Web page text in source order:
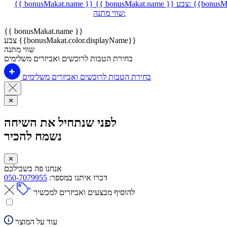
{{ bonusMakat.name }} {{ bonusMakat.name }} צבע:
שווי מתנה:
{{ bonusMakat.name }}
צבע {{bonusMakat.color.displayName}}
שווי מתנה
בחירת הטבות לרוכשים ואביזרים משלימים
בחירת הטבות לרוכשים ואביזרים משלימים
✕
לפני שנתחיל את השיחה
נשמח להכיר
✕
אנחנו פה בשבילכם
דברו איתנו במספר: 050-7079955
להוסיף מבצעים ואביזרים למכשיר
עוד על המוצר